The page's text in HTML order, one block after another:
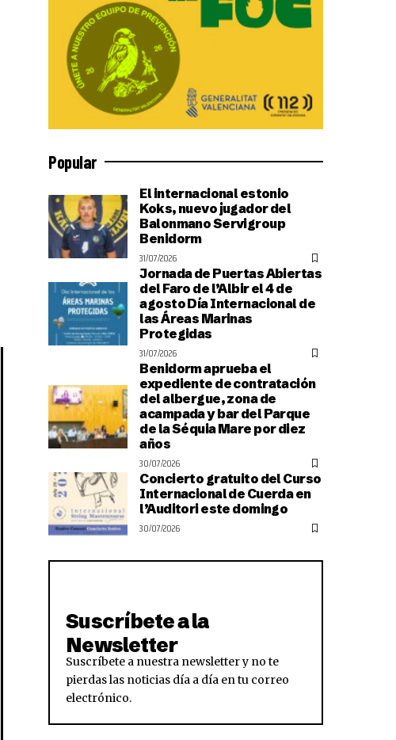
Popular
El internacional estonio
Koks, nuevo jugador del
Balonmano Servigroup
Benidorm
31/07/2026
Jornada de Puertas Abiertas
del Faro de l’Albir el 4 de
agosto Día Internacional de
las Áreas Marinas
Protegidas
31/07/2026
Benidorm aprueba el
expediente de contratación
del albergue, zona de
acampada y bar del Parque
de la Séquia Mare por diez
años
30/07/2026
Concierto gratuito del Curso
Internacional de Cuerda en
l’Auditori este domingo
30/07/2026
Suscríbete a la
Newsletter
Suscríbete a nuestra newsletter y no te
pierdas las noticias día a día en tu correo
electrónico.